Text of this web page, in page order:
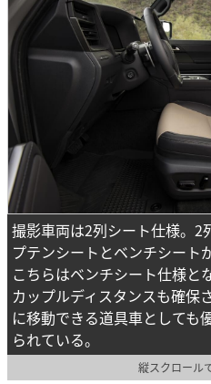
撮影車両は2列シート仕様。2
プテンシートとベンチシート
こちらはベンチシート仕様と
カップルディスタンスも確保
に移動できる道具車としても
られている。
縦スクロール